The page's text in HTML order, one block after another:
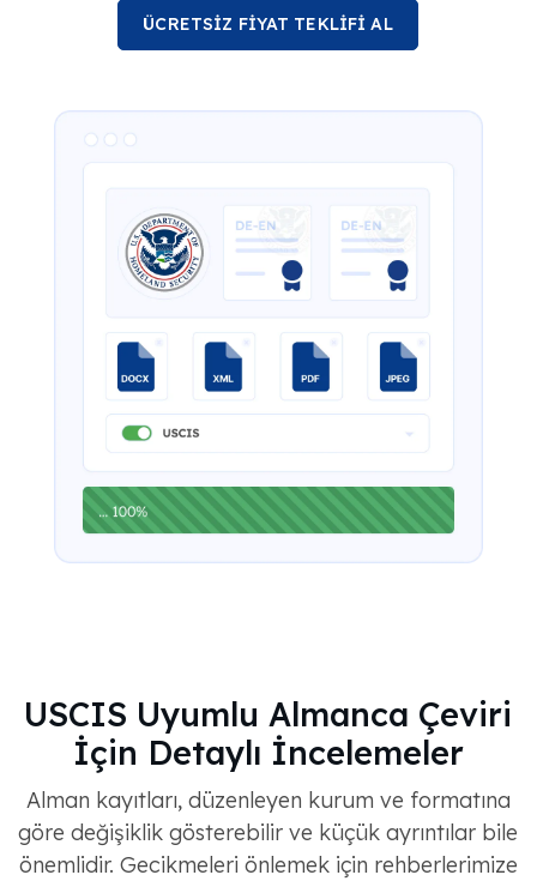
ÜCRETSİZ FİYAT TEKLİFİ AL
USCIS Uyumlu Almanca Çeviri
İçin Detaylı İncelemeler
Alman kayıtları, düzenleyen kurum ve formatına
göre değişiklik gösterebilir ve küçük ayrıntılar bile
önemlidir. Gecikmeleri önlemek için rehberlerimize